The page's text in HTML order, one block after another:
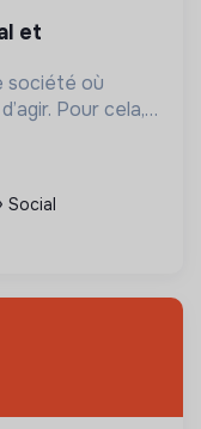
société où
Pour cela,
lieux
à tous.
Social